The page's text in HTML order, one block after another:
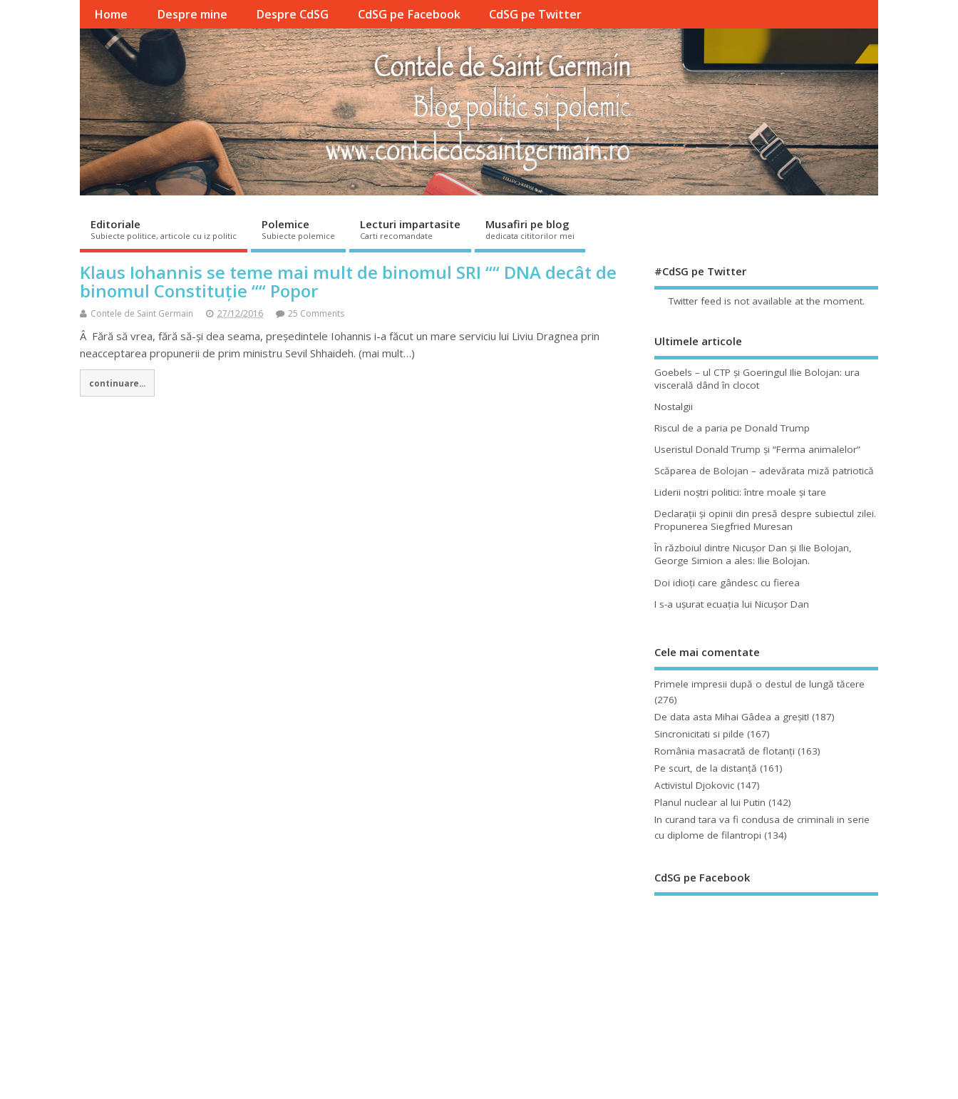
Home Despre mine Despre CdSG CdSG pe Facebook CdSG pe Twitter
Editoriale
Subiecte politice, articole cu iz politic
Polemice
Subiecte polemice
Lecturi impartasite
Carti recomandate
Musafiri pe blog
dedicata cititorilor mei
Klaus Iohannis se teme mai mult de binomul SRI ““ DNA decât de
binomul Constituție ““ Popor
Contele de Saint Germain 27/12/2016 25 Comments
Â Fără să vrea, fără să-și dea seama, președintele Iohannis i-a făcut un mare serviciu lui Liviu Dragnea prin
neacceptarea propunerii de prim ministru Sevil Shhaideh. (mai mult…)
continuare...
#CdSG pe Twitter
Twitter feed is not available at the moment.
Ultimele articole
Goebels – ul CTP şi Goeringul Ilie Bolojan: ura
viscerală dând în clocot
Nostalgii
Riscul de a paria pe Donald Trump
Useristul Donald Trump şi “Ferma animalelor”
Scăparea de Bolojan – adevărata miză patriotică
Liderii noştri politici: între moale şi tare
Declaraţii şi opinii din presă despre subiectul zilei.
Propunerea Siegfried Muresan
În războiul dintre Nicuşor Dan şi Ilie Bolojan,
George Simion a ales: Ilie Bolojan.
Doi idioţi care gândesc cu fierea
I s-a uşurat ecuaţia lui Nicuşor Dan
Cele mai comentate
Primele impresii după o destul de lungă tăcere
(276)
De data asta Mihai Gâdea a greşit! (187)
Sincronicitati si pilde (167)
România masacrată de flotanţi (163)
Pe scurt, de la distanță (161)
Activistul Djokovic (147)
Planul nuclear al lui Putin (142)
In curand tara va fi condusa de criminali in serie
cu diplome de filantropi (134)
CdSG pe Facebook